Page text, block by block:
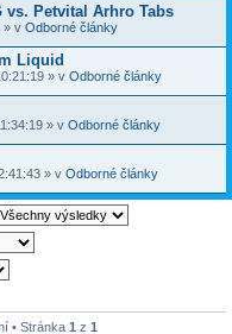
vs. Petvital Arhro Tabs
» v Odborné články
Liquid
» v Odborné články
» v Odborné články
» v Odborné články
• Stránka 1 z 1